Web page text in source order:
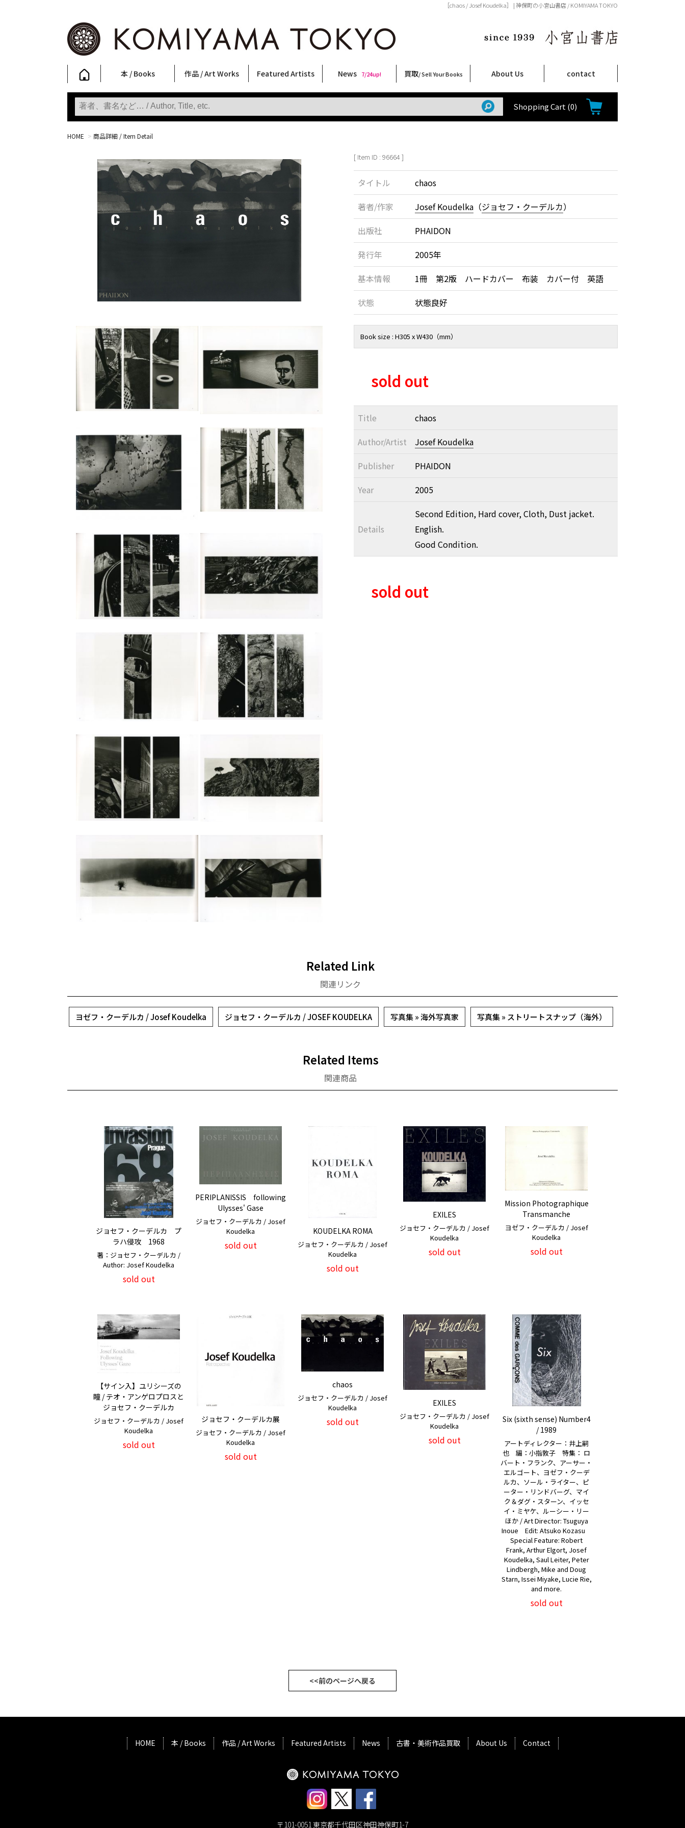
［chaos / Josef Koudelka］ | 神保町の小宮山書店 / KOMIYAMA TOKYO
本 / Books
写真集
Photobooks
ファッション
Fashion
アート / 美術
Art
文学・人文
Literature & Humanities
日本文化
Japanese Culture
新刊
New Books
SALE
SALE
作品 / Art Works
フォトグラフィー
Photography
ポスター
Posters
ストリートアート
Street Art
立体・その他
Sculptures / etc
アートワークス
Art Works
Primary Artworks
KOMIYAMA TOKYO ART LABEL
版画
Prints
Featured Artists
稲嶺啓一(東風終)
村田言恵
丸岡和吾
Rico Casella
キム・ロートン
菅谷晋一
柴田亜美
内藤啓介
CHRIS
三島剛
二本木里美
林月光
三島由紀夫
秋赤音
横尾忠則
春川ナミオ
佐伯俊男
天野タケル
須藤昌人
COOKIE
大西洋介
内藤ルネ
北島敬三
森山大道
大類信
News 7/24up!
新着・おすすめ商品 9/7up!
フェア・イベント情報 7/24up!
お店からのお知らせ 6/1up!
買取/ Sell Your Books
買取ブログ
買取専用フォーム
古書 / 古本の買取
美術品の買取
出張買取について
宅配買取について
店頭買取について
よくある質問
About Us
店舗案内
Shop Infomation
ご注文について
How to Order
特定商取引法に関する表示
プライバシーポリシー
contact
Shopping Cart (0)
HOME > 商品詳細 / Item Detail
[ Item ID : 96664 ]
タイトル
chaos
著者/作家
Josef Koudelka（ジョセフ・クーデルカ）
出版社
PHAIDON
発行年
2005年
基本情報
1冊 第2版 ハードカバー 布装 カバー付 英語
状態
状態良好
Book size : H305 x W430（mm）
sold out
Title
chaos
Author/Artist
Josef Koudelka
Publisher
PHAIDON
Year
2005
Details
Second Edition, Hard cover, Cloth, Dust jacket.
English.
Good Condition.
sold out
Related Link
関連リンク
ヨゼフ・クーデルカ / Josef Koudelka ジョセフ・クーデルカ / JOSEF KOUDELKA 写真集 » 海外写真家 写真集 » ストリートスナップ（海外）
Related Items
関連商品
ジョセフ・クーデルカ プ
ラハ侵攻 1968
著：ジョセフ・クーデルカ /
Author: Josef Koudelka
sold out
PERIPLANISSIS following
Ulysses' Gase
ジョセフ・クーデルカ / Josef
Koudelka
sold out
KOUDELKA ROMA
ジョセフ・クーデルカ / Josef
Koudelka
sold out
EXILES
ジョセフ・クーデルカ / Josef
Koudelka
sold out
Mission Photographique
Transmanche
ヨゼフ・クーデルカ / Josef
Koudelka
sold out
【サイン入】ユリシーズの
瞳 / テオ・アンゲロプロスと
ジョセフ・クーデルカ
ジョセフ・クーデルカ / Josef
Koudelka
sold out
ジョセフ・クーデルカ展
ジョセフ・クーデルカ / Josef
Koudelka
sold out
chaos
ジョセフ・クーデルカ / Josef
Koudelka
sold out
EXILES
ジョセフ・クーデルカ / Josef
Koudelka
sold out
Six (sixth sense) Number4
/ 1989
アートディレクター：井上嗣
也 編：小指敦子 特集： ロ
バート・フランク、アーサー・
エルゴート、ヨゼフ・クーデ
ルカ、ソール・ライター、ピ
ーター・リンドバーグ、マイ
ク＆ダグ・スターン、イッセ
イ・ミヤケ、ルーシー・リー
ほか / Art Director: Tsuguya
Inoue Edit: Atsuko Kozasu
Special Feature: Robert
Frank, Arthur Elgort, Josef
Koudelka, Saul Leiter, Peter
Lindbergh, Mike and Doug
Starn, Issei Miyake, Lucie Rie,
and more.
sold out
<<前のページへ戻る
HOME 本 / Books 作品 / Art Works Featured Artists News 古書・美術作品買取 About Us Contact
〒101-0051 東京都千代田区神田神保町1-7